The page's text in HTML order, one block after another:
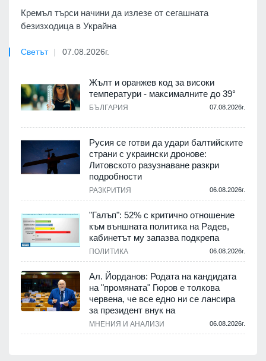
Кремъл търси начини да излезе от сегашната
безизходица в Украйна
Светът 07.08.2026г.
Жълт и оранжев код за високи
температури - максималните до 39°
БЪЛГАРИЯ 07.08.2026г.
Русия се готви да удари балтийските
страни с украински дронове:
Литовското разузнаване разкри
подробности
РАЗКРИТИЯ 06.08.2026г.
"Галъп": 52% с критично отношение
към външната политика на Радев,
кабинетът му запазва подкрепа
ПОЛИТИКА 06.08.2026г.
Ал. Йорданов: Родата на кандидата
на "промяната" Гюров е толкова
червена, че все едно ни се лансира
за президент внук на
МНЕНИЯ И АНАЛИЗИ 06.08.2026г.